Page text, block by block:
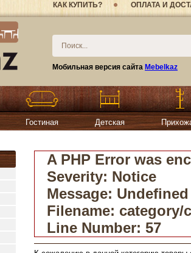
КАК КУПИТЬ? ОПЛАТА И
Мобильная версия сайта Mebelkaz
Гостиная Детская
A PHP Error was
Severity: Notice
Message:
Filename: category/
Line Number: 57